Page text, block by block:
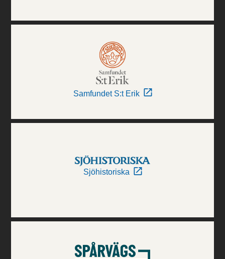
Samfundet S:t Erik
Sjöhistoriska